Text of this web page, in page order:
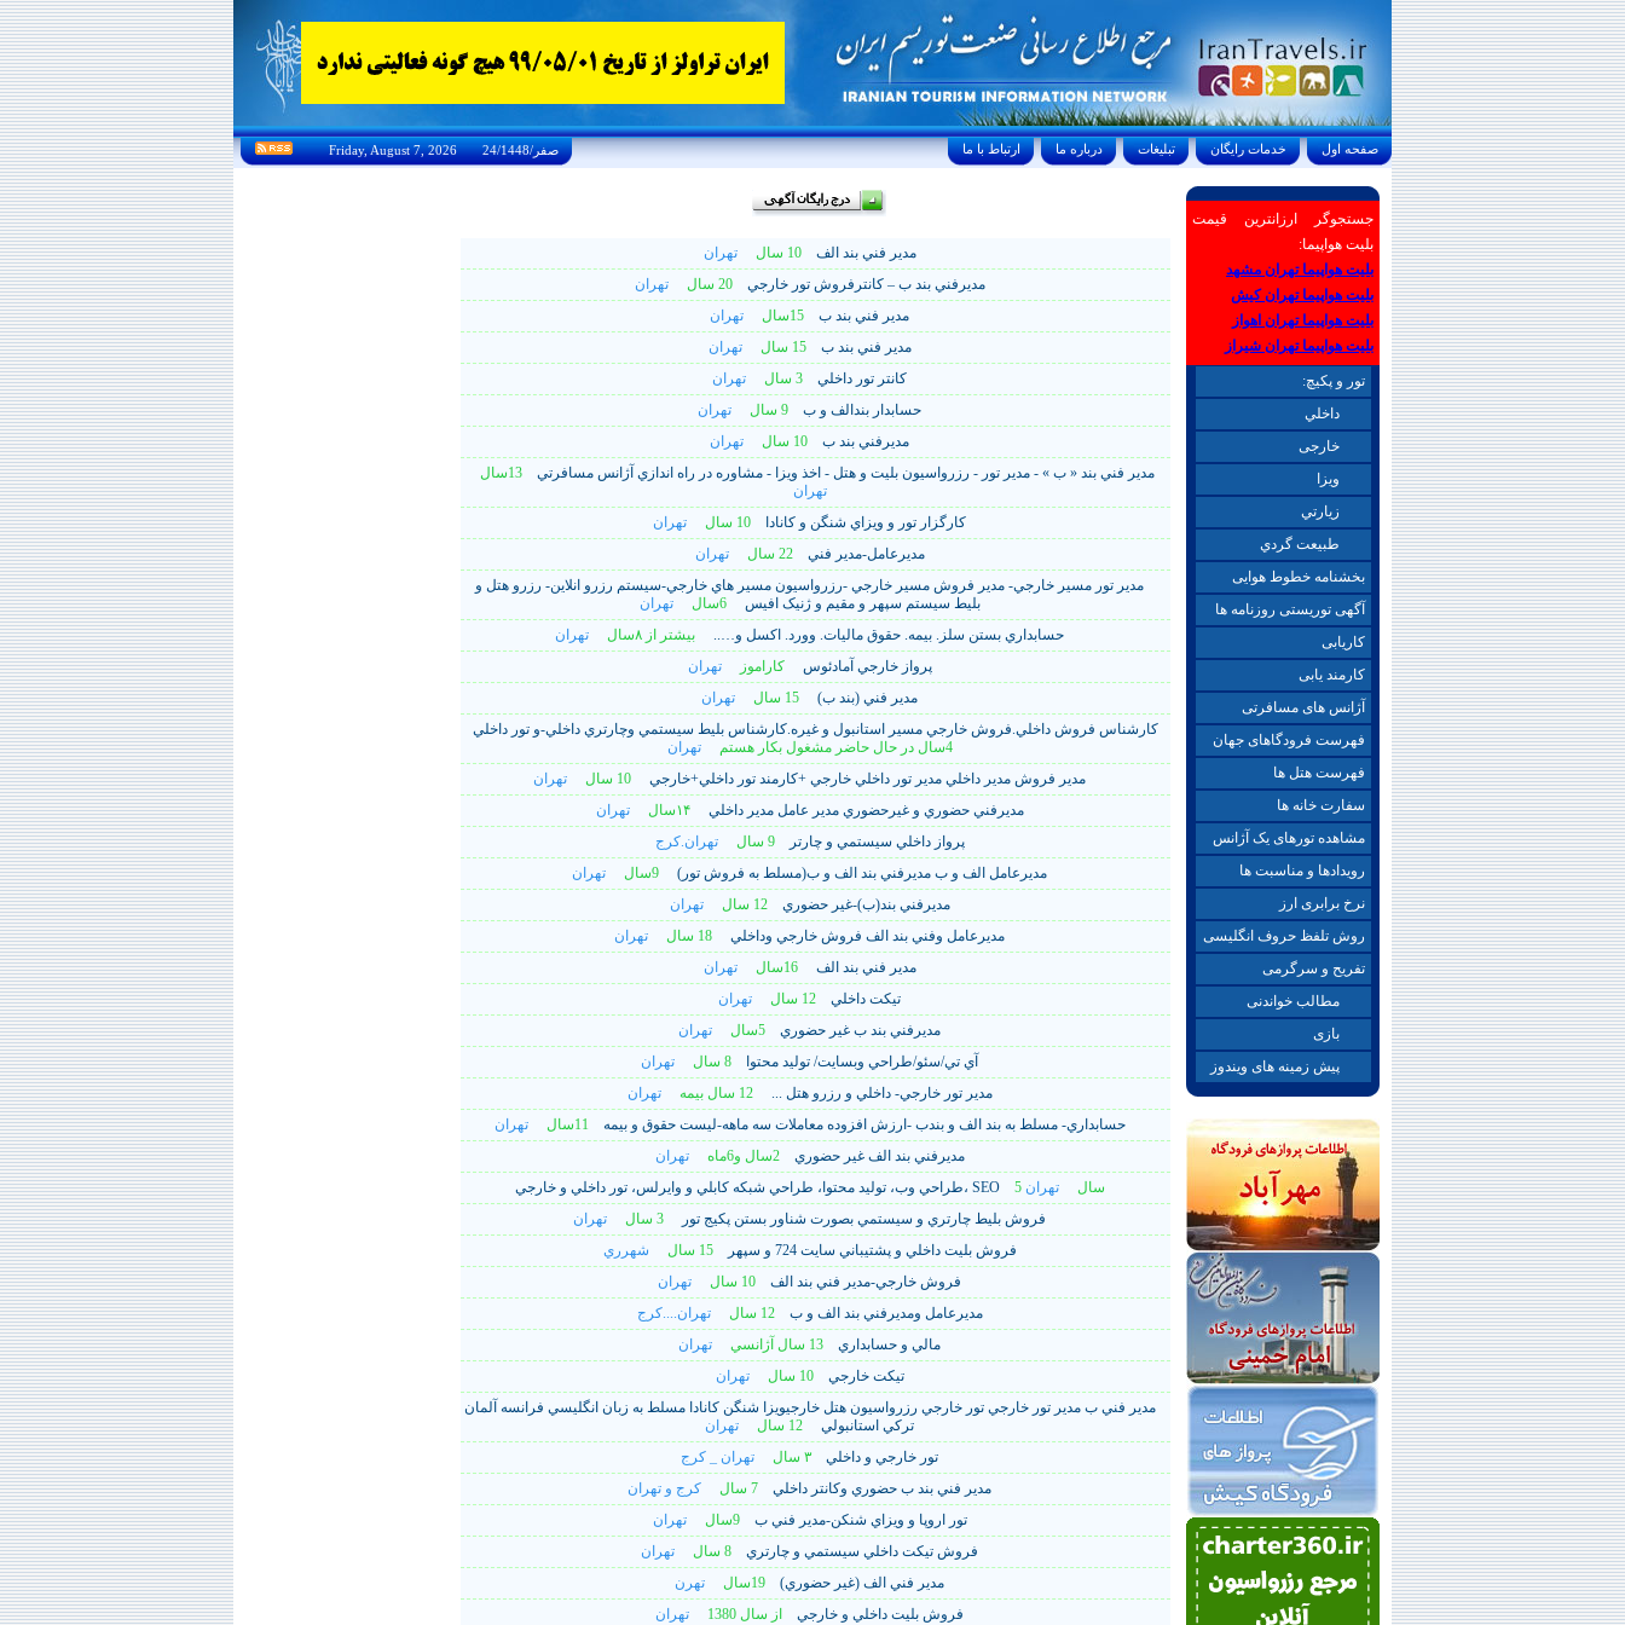
Friday, August 7, 2026 24/صفر/1448 ارتباط با ما درباره ما تبليغات خدمات رايگان صفحه اول
مدير فني بند الف10 سال
تهران
مديرفني بند ب – کانترفروش تور خارجي20 سال
تهران
مدير فني بند ب 15سال
تهران
مدير فني بند ب15 سال
تهران
کانتر تور داخلي 3 سال
تهران
حسابدار بندالف و ب 9 سال
تهران
مديرفني بند ب 10 سال
تهران
مدير فني بند « ب » - مدير تور - رزرواسيون بليت و هتل - اخذ ويزا - مشاوره در راه اندازي آژانس مسافرتي13سال
تهران
کارگزار تور و ويزاي شنگن و کانادا 10 سال
تهران
مديرعامل-مدير فني22 سال
تهران
مدير تور مسير خارجي- مدير فروش مسير خارجي -رزرواسيون مسير هاي خارجي-سيستم رزرو انلاين- رزرو هتل و
بليط سيستم سپهر و مقيم و ژنيک افيس6سال
تهران
حسابداري بستن سلز. بيمه. حقوق ماليات. وورد. اکسل و….. بيشتر از ۸سال
تهران
پرواز خارجي آمادئوسکاراموز
تهران
مدير فني (بند ب) 15 سال
تهران
کارشناس فروش داخلي.فروش خارجي مسير استانبول و غيره.کارشناس بليط سيستمي وچارتري داخلي-و تور داخلي
4سال در حال حاضر مشغول بکار هستم
تهران
مدير فروش مدير داخلي مدير تور داخلي خارجي +کارمند تور داخلي+خارجي 10 سال
تهران
مديرفني حضوري و غيرحضوري مدير عامل مدير داخلي۱۴سال
تهران
پرواز داخلي سيستمي و چارتر9 سال
تهران.کرج
مديرعامل الف و ب مديرفني بند الف و ب(مسلط به فروش تور) 9سال
تهران
مديرفني بند(ب)-غير حضوري12 سال
تهران
مديرعامل وفني بند الف فروش خارجي وداخلي 18 سال
تهران
مدير فني بند الف16سال
تهران
تيکت داخلي 12 سال
تهران
مديرفني بند ب غير حضوري 5سال
تهران
آي تي/سئو/طراحي وبسايت/ توليد محتوا 8 سال
تهران
مدير تور خارجي- داخلي و رزرو هتل ...12 سال بيمه
تهران
حسابداري- مسلط به بند الف و بندب -ارزش افزوده معاملات سه ماهه-ليست حقوق و بيمه 11سال
تهران
مديرفني بند الف غير حضوري2سال و6ماه
تهران
طراحي وب، توليد محتوا، طراحي شبکه کابلي و وايرلس، تور داخلي و خارجي، SEO
5 سال
تهران
فروش بليط چارتري و سيستمي بصورت شناور بستن پکيج تور 3 سال
تهران
فروش بليت داخلي و پشتيباني سايت 724 و سپهر
15 سال
شهرري
فروش خارجي-مدير فني بند الف 10 سال
تهران
مديرعامل ومديرفني بند الف و ب12 سال
تهران....کرج
مالي و حسابداري 13 سال آژانسي
تهران
تيکت خارجي10 سال
تهران
مدير فني ب مدير تور خارجي تور خارجي رزرواسيون هتل خارجيويزا شنگن کانادا مسلط به زبان انگليسي فرانسه آلمان
ترکي استانبولي 12 سال
تهران
تور خارجي و داخلي ۳ سال
تهران _ کرج
مدير فني بند ب حضوري وکانتر داخلي 7 سال
کرج و تهران
تور اروپا و ويزاي شنکن-مدير فني ب9سال
تهران
فروش تيکت داخلي سيستمي و چارتري 8 سال
تهران
مدير فني الف (غير حضوري) 19سال
تهرن
فروش بليت داخلي و خارجي
از سال 1380 تهران
جستجوگر ارزانترین قیمت
بلیت هواپیما:
بلیت هواپیما تهران مشهد
بلیت هواپیما تهران کیش
بلیت هواپیما تهران اهواز
بلیت هواپیما تهران شیراز
تور و پکیچ:
داخلي
خارجی
ويزا
زيارتي
طبيعت گردي
بخشنامه خطوط هوایی
آگهی توریستی روزنامه ها
کاریابی
کارمند یابی
آژانس های مسافرتی
فهرست فرودگاهای جهان
فهرست هتل ها
سفارت خانه ها
مشاهده تورهای یک آژانس
رویدادها و مناسبت ها
نرخ برابری ارز
روش تلفظ حروف انگلیسی
تفریح و سرگرمی
مطالب خواندنی
بازی
پیش زمینه های ویندوز